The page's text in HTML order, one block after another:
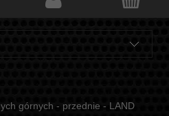
górnych - przednie - LAND